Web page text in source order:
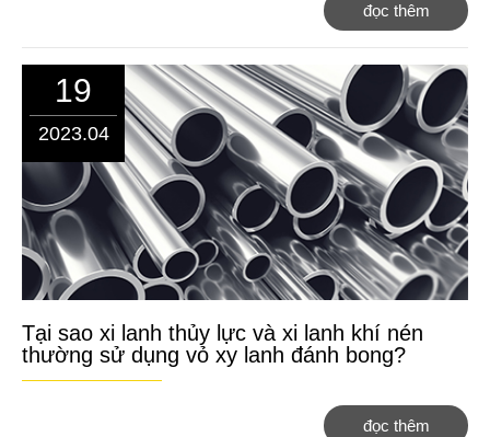
đọc thêm
19
2023.04
Tại sao xi lanh thủy lực và xi lanh khí nén
thường sử dụng vỏ xy lanh đánh bong?
đọc thêm